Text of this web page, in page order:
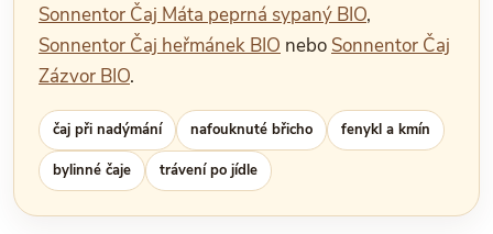
Sonnentor Čaj Máta peprná sypaný BIO,
Sonnentor Čaj heřmánek BIO nebo Sonnentor Čaj
Zázvor BIO.
čaj při nadýmání nafouknuté břicho fenykl a kmín
bylinné čaje trávení po jídle